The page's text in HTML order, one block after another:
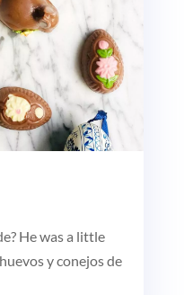
He was a little
y conejos de